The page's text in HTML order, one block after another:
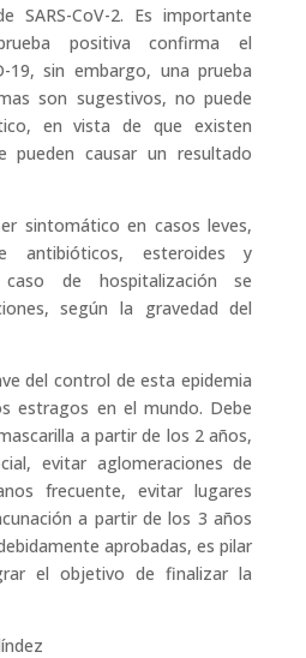
SARS-CoV-2. Es importante
positiva confirma el
19, sin embargo, una prueba
son sugestivos, no puede
en vista de que existen
pueden causar un resultado
sintomático en casos leves,
antibióticos, esteroides y
de hospitalización se
según la gravedad del
del control de esta epidemia
estragos en el mundo. Debe
a partir de los 2 años,
evitar aglomeraciones de
frecuente, evitar lugares
a partir de los 3 años
aprobadas, es pilar
el objetivo de finalizar la